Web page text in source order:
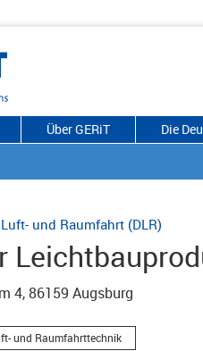
Über GERiT Die
und Raumfahrt (DLR)
4, 86159 Augsburg
und Raumfahrttechnik